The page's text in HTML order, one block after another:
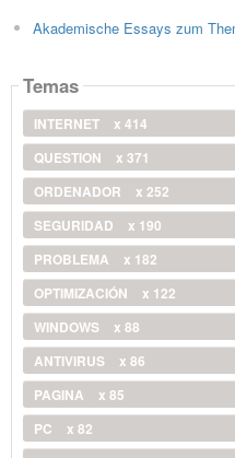
Akademische Essays zum
Temas
INTERNET
x 414
QUESTION
x 371
ORDENADOR
x 252
SEGURIDAD
x 190
PROBLEMA
x 182
OPTIMIZACIÓN
x 122
WINDOWS
x 88
ANTIVIRUS
x 86
PAGINA
x 85
PC
x 82